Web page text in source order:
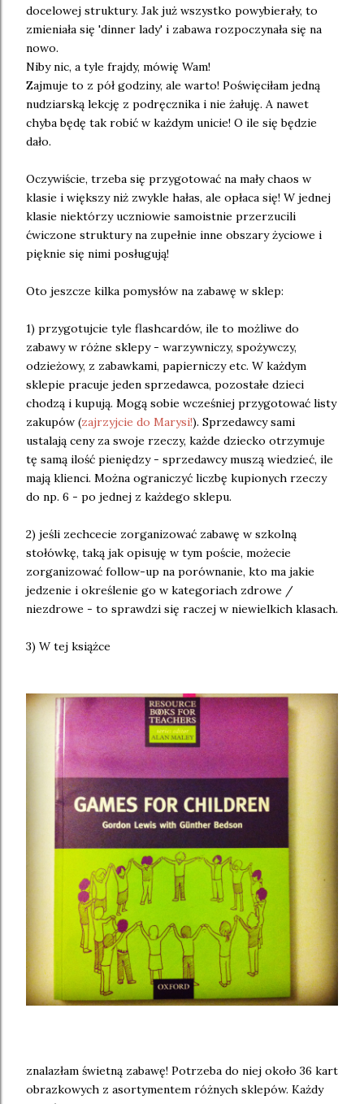
docelowej struktury. Jak już wszystko powybierały, to
zmieniała się 'dinner lady' i zabawa rozpoczynała się na
nowo.
Niby nic, a tyle frajdy, mówię Wam!
Zajmuje to z pół godziny, ale warto! Poświęciłam jedną
nudziarską lekcję z podręcznika i nie żałuję. A nawet
chyba będę tak robić w każdym unicie! O ile się będzie
dało.
Oczywiście, trzeba się przygotować na mały chaos w
klasie i większy niż zwykle hałas, ale opłaca się! W jednej
klasie niektórzy uczniowie samoistnie przerzucili
ćwiczone struktury na zupełnie inne obszary życiowe i
pięknie się nimi posługują!
Oto jeszcze kilka pomysłów na zabawę w sklep:
1) przygotujcie tyle flashcardów, ile to możliwe do
zabawy w różne sklepy - warzywniczy, spożywczy,
odzieżowy, z zabawkami, papierniczy etc. W każdym
sklepie pracuje jeden sprzedawca, pozostałe dzieci
chodzą i kupują. Mogą sobie wcześniej przygotować listy
zakupów (zajrzyjcie do Marysi!). Sprzedawcy sami
ustalają ceny za swoje rzeczy, każde dziecko otrzymuje
tę samą ilość pieniędzy - sprzedawcy muszą wiedzieć, ile
mają klienci. Można ograniczyć liczbę kupionych rzeczy
do np. 6 - po jednej z każdego sklepu.
2) jeśli zechcecie zorganizować zabawę w szkolną
stołówkę, taką jak opisuję w tym poście, możecie
zorganizować follow-up na porównanie, kto ma jakie
jedzenie i określenie go w kategoriach zdrowe /
niezdrowe - to sprawdzi się raczej w niewielkich klasach.
3) W tej książce
znalazłam świetną zabawę! Potrzeba do niej około 36 kart
obrazkowych z asortymentem różnych sklepów. Każdy